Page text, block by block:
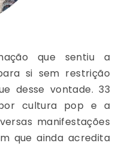
que sentiu a
si sem restrição
desse vontade. 33
cultura pop e a
manifestações
que ainda acredita